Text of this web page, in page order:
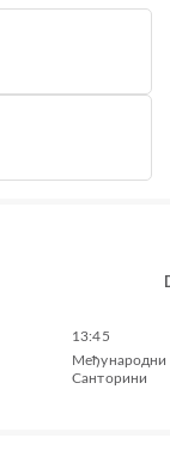
13:45
Међународни
Санторини